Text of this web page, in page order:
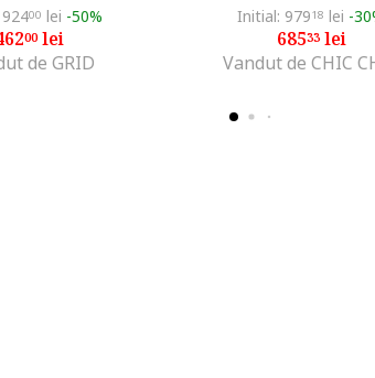
00 lei -50%
00lei
de GRID
Initial: 97918 lei -
68533lei
Vandut de CHIC